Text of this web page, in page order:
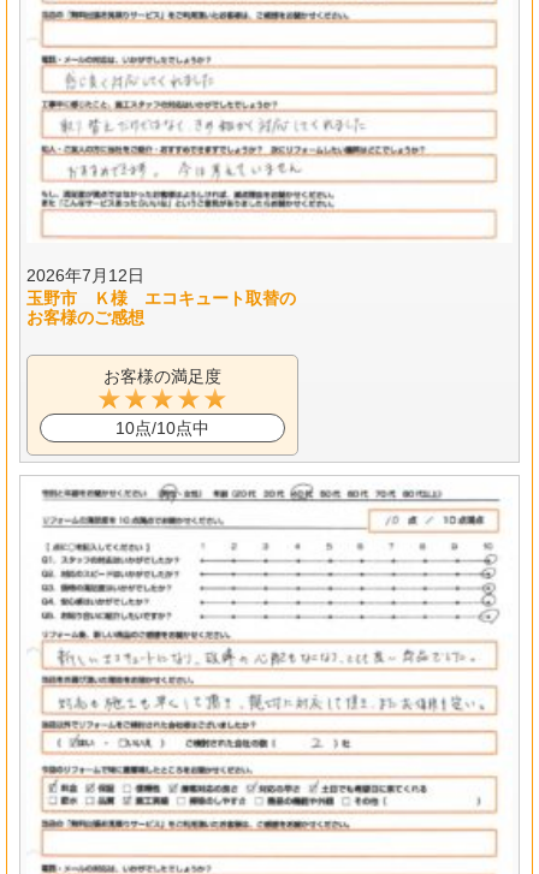
2026年7月12日
玉野市 Ｋ様 エコキュート取替の
お客様のご感想
お客様の満足度
10点/10点中